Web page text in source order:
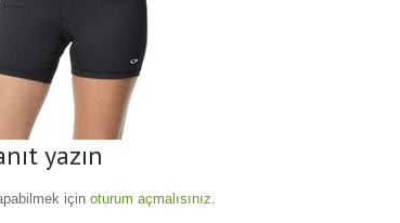
yazın
için oturum açmalısınız.